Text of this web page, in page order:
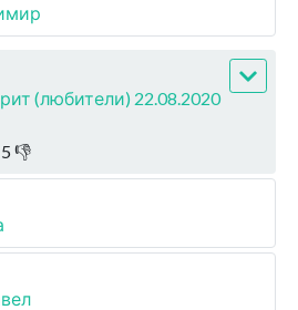
(любители) 22.08.2020
5 👎